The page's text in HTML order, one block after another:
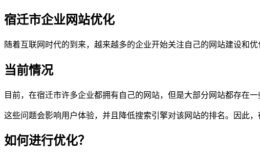
宿迁市企业网站优化
随着互联网时代的到来，越来越多的企业开始关注自己的网站建设和
当前情况
目前，在宿迁市许多企业都拥有自己的网站，但是大部分网站都存在
这些问题会影响用户体验，并且降低搜索引擎对该网站的排名。因此
如何进行优化？